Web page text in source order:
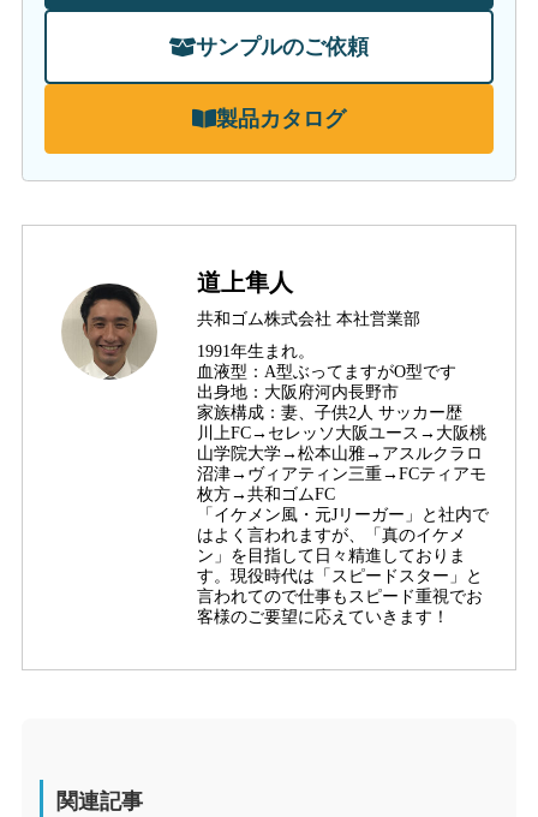
サンプルのご依頼
製品カタログ
道上隼人
共和ゴム株式会社 本社営業部
1991年生まれ。
血液型：A型ぶってますがO型です
出身地：大阪府河内長野市
家族構成：妻、子供2人 サッカー歴
川上FC→セレッソ大阪ユース→大阪桃
山学院大学→松本山雅→アスルクラロ
沼津→ヴィアティン三重→FCティアモ
枚方→共和ゴムFC
「イケメン風・元Jリーガー」と社内で
はよく言われますが、「真のイケメ
ン」を目指して日々精進しておりま
す。現役時代は「スピードスター」と
言われてので仕事もスピード重視でお
客様のご要望に応えていきます！
関連記事